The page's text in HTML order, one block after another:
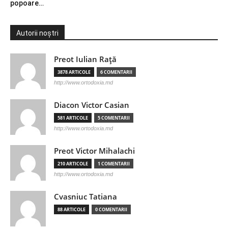
popoare…
Autorii noștri
Preot Iulian Raţă
3878 ARTICOLE 6 COMENTARII
http://www.ortodoxia.md
Diacon Victor Casian
581 ARTICOLE 5 COMENTARII
http://www.ortodoxia.md
Preot Victor Mihalachi
210 ARTICOLE 1 COMENTARII
http://www.ortodoxia.md
Cvasniuc Tatiana
88 ARTICOLE 0 COMENTARII